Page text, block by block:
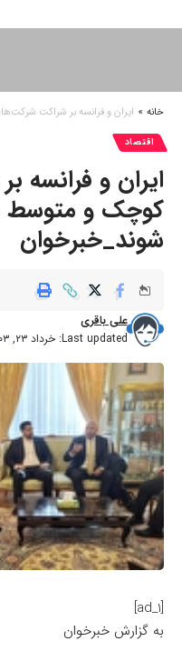
خانه » ایران و فرانسه بر شراکت
اقتصاد
ایران و
کوچک و متوسط
شوند_خبرخوان
Last updated: خرداد ۲۳, ۱۴۰۳ ۱۲:۲۷ ب٫ظ
علی باقری
[ad_1]
به گزارش خبرخوان